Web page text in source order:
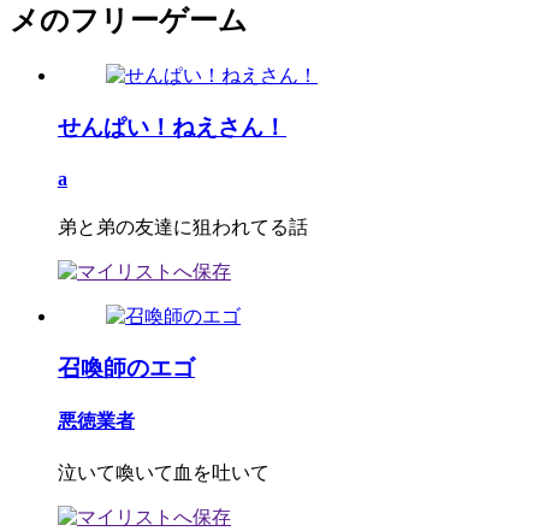
メのフリーゲーム
せんぱい！ねえさん！
a
弟と弟の友達に狙われてる話
召喚師のエゴ
悪徳業者
泣いて喚いて血を吐いて